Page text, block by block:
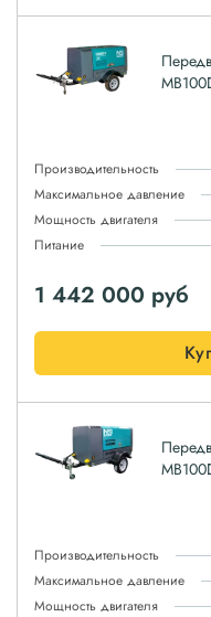
Производительность
Максимальное давление
Мощность двигателя
Питание
1 442 000 руб
Производительность
Максимальное давление
Мощность двигателя